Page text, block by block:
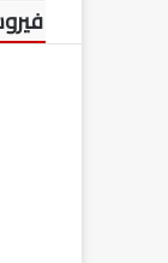
فيروسات